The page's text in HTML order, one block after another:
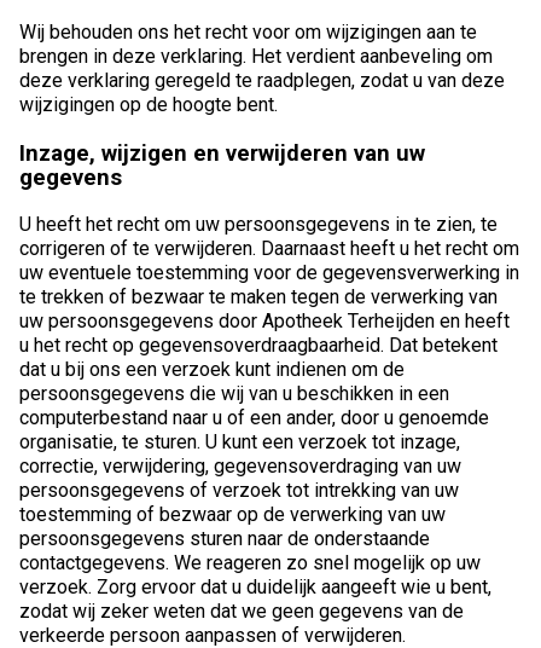
Wij behouden ons het recht voor om wijzigingen aan te
brengen in deze verklaring. Het verdient aanbeveling om
deze verklaring geregeld te raadplegen, zodat u van deze
wijzigingen op de hoogte bent.
Inzage, wijzigen en verwijderen van uw
gegevens
U heeft het recht om uw persoonsgegevens in te zien, te
corrigeren of te verwijderen. Daarnaast heeft u het recht om
uw eventuele toestemming voor de gegevensverwerking in
te trekken of bezwaar te maken tegen de verwerking van
uw persoonsgegevens door Apotheek Terheijden en heeft
u het recht op gegevensoverdraagbaarheid. Dat betekent
dat u bij ons een verzoek kunt indienen om de
persoonsgegevens die wij van u beschikken in een
computerbestand naar u of een ander, door u genoemde
organisatie, te sturen. U kunt een verzoek tot inzage,
correctie, verwijdering, gegevensoverdraging van uw
persoonsgegevens of verzoek tot intrekking van uw
toestemming of bezwaar op de verwerking van uw
persoonsgegevens sturen naar de onderstaande
contactgegevens. We reageren zo snel mogelijk op uw
verzoek. Zorg ervoor dat u duidelijk aangeeft wie u bent,
zodat wij zeker weten dat we geen gegevens van de
verkeerde persoon aanpassen of verwijderen.